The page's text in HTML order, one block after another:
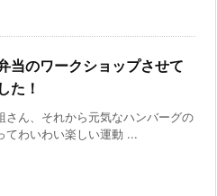
当のワークショップさせて
た！
さん、それから元気なハンバーグの
てわいわい楽しい運動 ...